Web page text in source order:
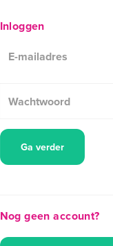
Inloggen
Nog geen account?